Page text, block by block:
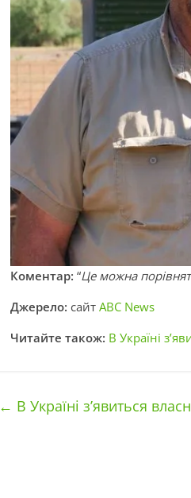
Коментар: “Це можна
Джерело: сайт ABC News
Читайте також: В Україні
← В Україні з’явиться